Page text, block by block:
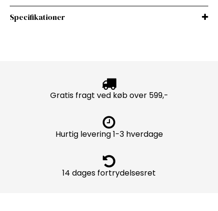
Specifikationer
Gratis fragt ved køb over 599,-
Hurtig levering 1-3 hverdage
14 dages fortrydelsesret